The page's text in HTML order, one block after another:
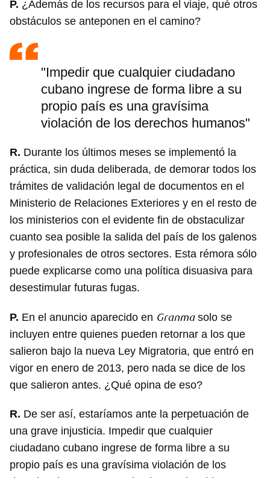
P. ¿Además de los recursos para el viaje, qué otros
obstáculos se anteponen en el camino?
"Impedir que cualquier ciudadano
cubano ingrese de forma libre a su
propio país es una gravísima
violación de los derechos humanos"
R. Durante los últimos meses se implementó la
práctica, sin duda deliberada, de demorar todos los
trámites de validación legal de documentos en el
Ministerio de Relaciones Exteriores y en el resto de
los ministerios con el evidente fin de obstaculizar
cuanto sea posible la salida del país de los galenos
y profesionales de otros sectores. Esta rémora sólo
puede explicarse como una política disuasiva para
desestimular futuras fugas.
P. En el anuncio aparecido en Granmasolo se
incluyen entre quienes pueden retornar a los que
salieron bajo la nueva Ley Migratoria, que entró en
vigor en enero de 2013, pero nada se dice de los
que salieron antes. ¿Qué opina de eso?
R. De ser así, estaríamos ante la perpetuación de
una grave injusticia. Impedir que cualquier
ciudadano cubano ingrese de forma libre a su
propio país es una gravísima violación de los